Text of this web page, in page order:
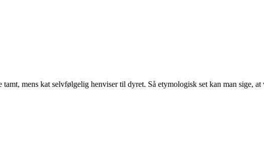
mens kat selvfølgelig henviser til dyret. Så etymologisk set kan man sige,